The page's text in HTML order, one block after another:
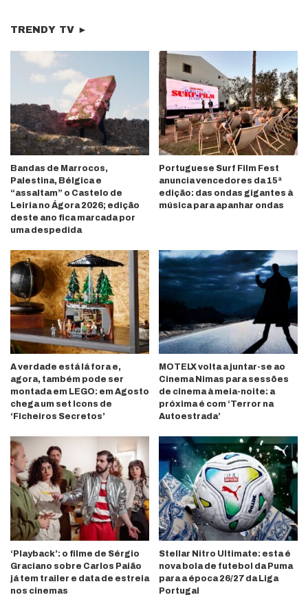
TRENDY TV ►
Bandas de Marrocos,
Palestina, Bélgica e
“assaltam” o Castelo de
Leiria no Ágora 2026; edição
deste ano fica marcada por
uma despedida
Portuguese Surf Film Fest
anuncia vencedores da 15ª
edição: das ondas gigantes à
música para apanhar ondas
A verdade está lá fora e,
agora, também pode ser
montada em LEGO: em Agosto
chega um set Icons de
‘Ficheiros Secretos’
MOTELX volta a juntar-se ao
Cinema Nimas para sessões
de cinema à meia-noite: a
próxima é com ‘Terror na
Autoestrada’
‘Playback’: o filme de Sérgio
Graciano sobre Carlos Paião
já tem trailer e data de estreia
nos cinemas
Stellar Nitro Ultimate: esta é
nova bola de futebol da Puma
para a época 26/27 da Liga
Portugal